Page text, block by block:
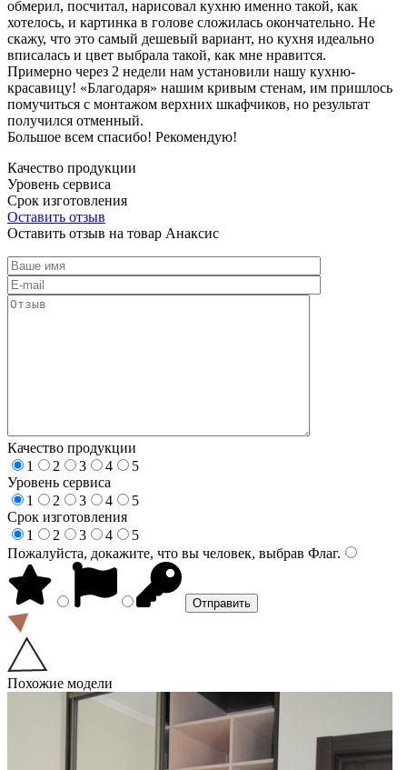
обмерил, посчитал, нарисовал кухню именно такой, как
хотелось, и картинка в голове сложилась окончательно. Не
скажу, что это самый дешевый вариант, но кухня идеально
вписалась и цвет выбрала такой, как мне нравится.
Примерно через 2 недели нам установили нашу кухню-
красавицу! «Благодаря» нашим кривым стенам, им пришлось
помучиться с монтажом верхних шкафчиков, но результат
получился отменный.
Большое всем спасибо! Рекомендую!
Качество продукции
Уровень сервиса
Срок изготовления
Оставить отзыв
Оставить отзыв на товар Анаксис
Качество продукции
1
2 3 4
5
Уровень сервиса
1
2 3 4
5
Срок изготовления
1
2 3 4
5
Пожалуйста, докажите, что вы человек, выбрав Флаг.
Похожие модели